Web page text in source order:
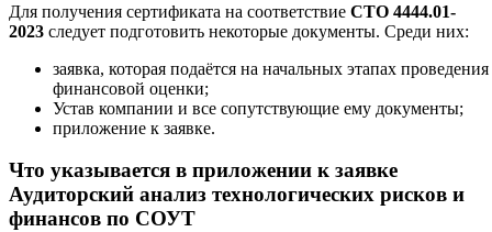
Для получения сертификата на соответствие СТО 4444.01-
2023 следует подготовить некоторые документы. Среди них:
заявка, которая подаётся на начальных этапах проведения
финансовой оценки;
Устав компании и все сопутствующие ему документы;
приложение к заявке.
Что указывается в приложении к заявке
Аудиторский анализ технологических рисков и
финансов по СОУТ